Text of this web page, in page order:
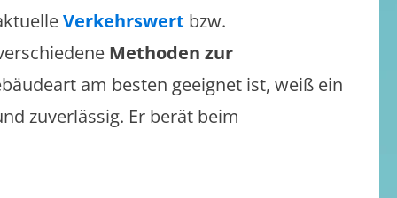
Verkehrswert bzw.
Methoden zur
am besten geeignet ist, weiß ein
zuverlässig. Er berät beim